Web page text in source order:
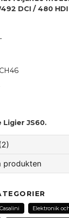
DCI / 480 HDI
Ligier JS60.
produkten
produkt...
Casalini Elektronik